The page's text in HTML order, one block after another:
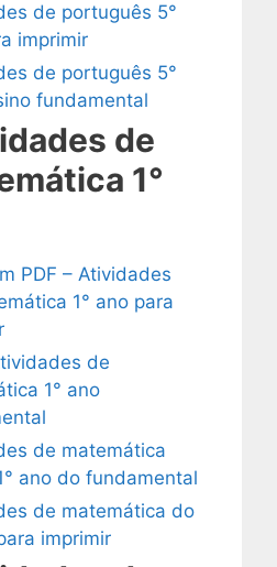
de português 5°
imprimir
de português 5°
fundamental
de
1°
PDF – Atividades
1° ano para
de
1° ano
de matemática
ano do fundamental
de matemática do
imprimir